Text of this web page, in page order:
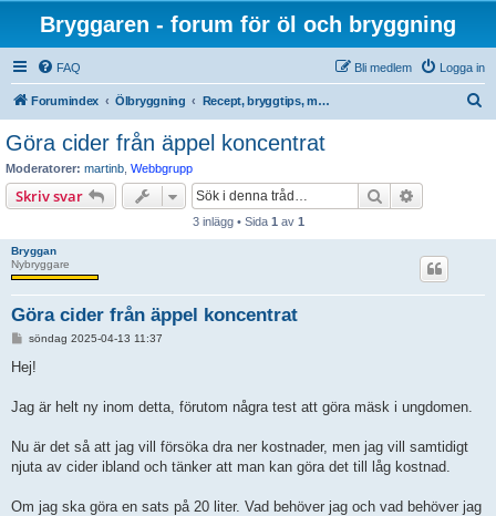
Bryggaren - forum för öl och bryggning
FAQ Logga in
Bli medlem
Forumindex Ölbryggning Recept, bryggtips, metoder, litteratur, ingredienser och teorier
Göra cider från äppel koncentrat
Moderatorer: martinb Webbgrupp
Skriv svar Sök
3 inlägg • Sida 1 av 1
Bryggan
Nybryggare
Göra cider från äppel koncentrat
l
ä
g
söndag 2025-04-13 11:37
Hej!
Jag är helt ny inom detta, förutom några test att göra mäsk i ungdomen.
Nu är det så att jag vill försöka dra ner kostnader, men jag vill samtidigt
njuta av cider ibland och tänker att man kan göra det till låg kostnad.
Om jag ska göra en sats på 20 liter. Vad behöver jag och vad behöver jag